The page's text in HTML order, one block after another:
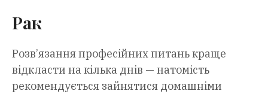
Рак
Розв’язання професійних питань краще
відкласти на кілька днів — натомість
рекомендується зайнятися домашніми